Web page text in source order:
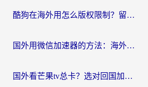
酷狗在海外用怎么版权限制？留学生亲测：3步解决听国内音乐难题
国外用微信加速器的方法：海外党无缝连接国内生活的实用指南
国外看芒果tv总卡？选对回国加速器，轻松追《浪姐》不费劲